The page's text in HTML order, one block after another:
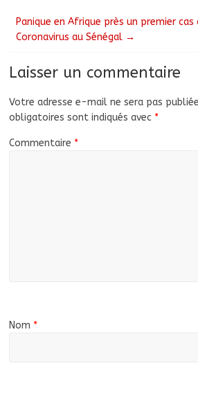
Panique en Afrique près un premier
Coronavirus au Sénégal →
Laisser un commentaire
Votre adresse e-mail ne sera pas
obligatoires sont indiqués avec *
Commentaire *
Nom *